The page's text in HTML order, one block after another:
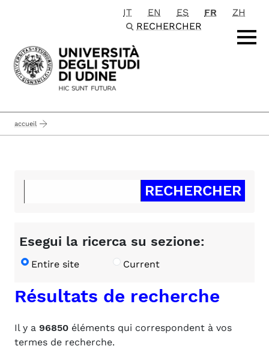
Passa al contenuto principale
IT EN ES FR
ZH
RECHERCHER
accueil
Esegui la ricerca su sezione:
Entire site Current
Résultats de recherche
Il y a 96850 éléments qui correspondent à vos
termes de recherche.